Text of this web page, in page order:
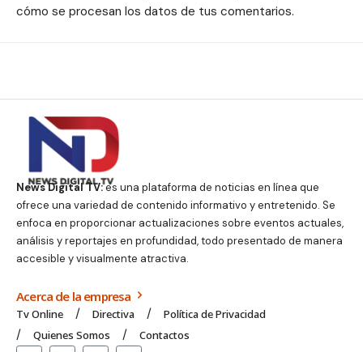
cómo se procesan los datos de tus comentarios.
News Digital TV:es una plataforma de noticias en línea que
ofrece una variedad de contenido informativo y entretenido. Se
enfoca en proporcionar actualizaciones sobre eventos actuales,
análisis y reportajes en profundidad, todo presentado de manera
accesible y visualmente atractiva.
Acerca de la empresa
Tv Online Directiva
Política de Privacidad
Quienes Somos
Contactos